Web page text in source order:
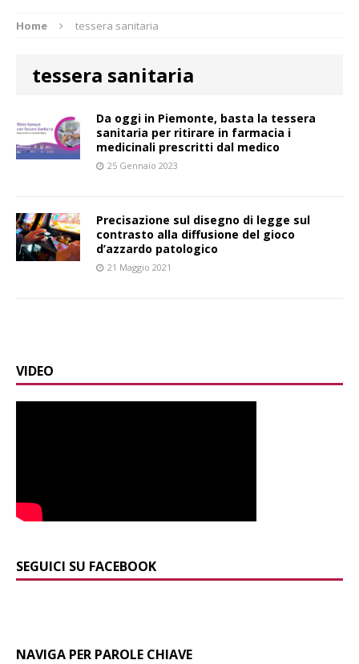
Home tessera sanitaria
tessera sanitaria
Da oggi in Piemonte, basta la tessera
sanitaria per ritirare in farmacia i
medicinali prescritti dal medico
25 Gennaio 2023
Precisazione sul disegno di legge sul
contrasto alla diffusione del gioco
d’azzardo patologico
21 Maggio 2021
VIDEO
SEGUICI SU FACEBOOK
NAVIGA PER PAROLE CHIAVE